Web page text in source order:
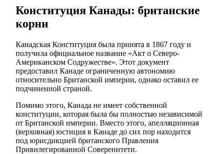
Конституция Канады: британские
корни
Канадская Конституция была принята в 1867 году и
получила официальное название «Акт о Северо-
Американском Содружестве». Этот документ
предоставил Канаде ограниченную автономию
относительно Британской империи, однако оставил ее
подчиненной страной.
Помимо этого, Канада не имеет собственной
конституции, которая была бы полностью независимой
от Британской империи. Вместо этого, апелляционная
(верховная) юстиция в Канаде до сих пор находится
под юрисдикцией британского Правления
Привилегированной Соверенитети.